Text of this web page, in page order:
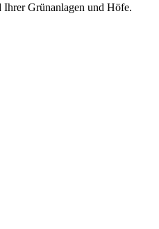
Ihrer Grünanlagen und Höfe.